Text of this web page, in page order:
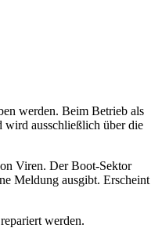
werden. Beim Betrieb als
wird ausschließlich über die
Viren. Der Boot-Sektor
Meldung ausgibt. Erscheint
werden.